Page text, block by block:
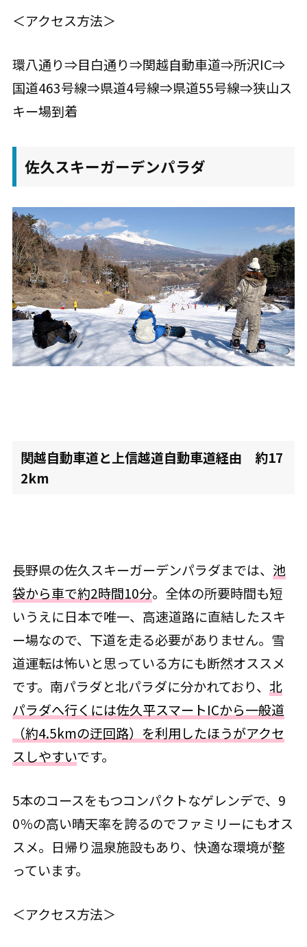
＜アクセス方法＞
環八通り⇒目白通り⇒関越自動車道⇒所沢IC⇒
国道463号線⇒県道4号線⇒県道55号線⇒狭山ス
キー場到着
佐久スキーガーデンパラダ
関越自動車道と上信越道自動車道経由 約17
2km
長野県の佐久スキーガーデンパラダまでは、 池
袋から車で約2時間10分。全体の所要時間も短
いうえに日本で唯一、高速道路に直結したスキ
ー場なので、下道を走る必要がありません。雪
道運転は怖いと思っている方にも断然オススメ
です。南パラダと北パラダに分かれており、 北
パラダへ行くには佐久平スマートICから一般道
（約4.5kmの迂回路）を利用したほうがアクセ
スしやすいです。
5本のコースをもつコンパクトなゲレンデで、9
0％の高い晴天率を誇るのでファミリーにもオス
スメ。日帰り温泉施設もあり、快適な環境が整
っています。
＜アクセス方法＞